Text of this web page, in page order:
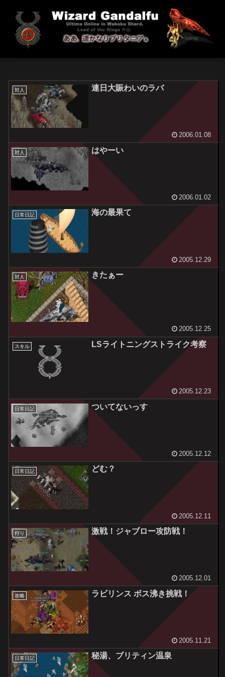
対人 連日大賑わいのラバ
2006.01.08
対人 はやーい
2006.01.02
日常日記 海の最果て
2005.12.29
対人 きたぁー
2005.12.25
スキル LSライトニングストライク考察
2005.12.23
日常日記 ついてないっす
2005.12.12
日常日記 どむ？
2005.12.11
狩り 激戦！ジャブロー攻防戦！
2005.12.01
攻略 ラビリンス ボス沸き挑戦！
2005.11.21
日常日記 秘湯、ブリティン温泉